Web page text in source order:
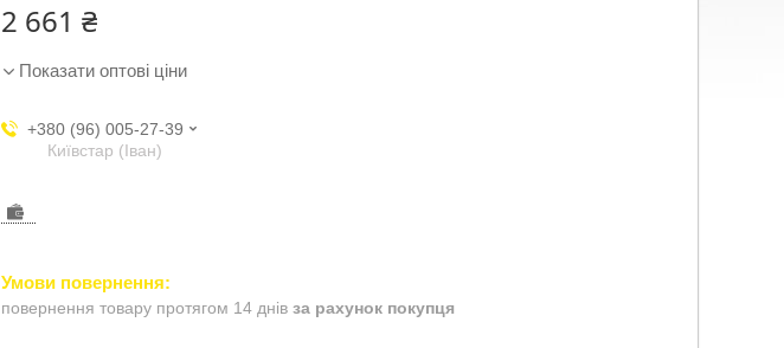
2 661 ₴
Показати оптові ціни
+380 (96) 005-27-39
Київстар (Іван)
повернення товару протягом 14 днів за рахунок покупця